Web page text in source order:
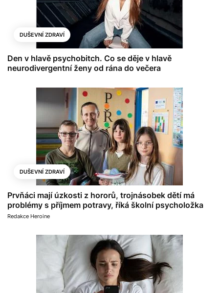
DUŠEVNÍ ZDRAVÍ
Den v hlavě psychobitch. Co se děje v hlavě
neurodivergentní ženy od rána do večera
DUŠEVNÍ ZDRAVÍ
Prvňáci mají úzkosti z hororů, trojnásobek dětí má
problémy s příjmem potravy, říká školní psycholožka
Redakce Heroine